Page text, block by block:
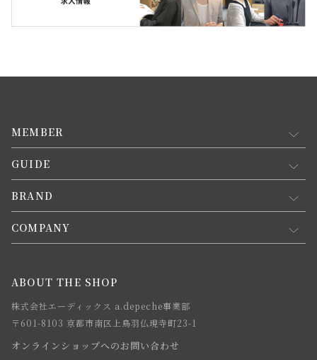
MEMBER
マイページ
新規会員登録
会員規約について
GUIDE
お買い物ガイド
会員登録について
お支払方法について
お届けについて
BRAND
コンセプト
webカタログ
COMPANY
求人情報
法人のお客様
ABOUT THE SHOP
株式会社エーディックス a.depeche事業部
〒601-8103 京都市南区上鳥羽仏現寺町23-1
オンラインショップへのお問い合わせ